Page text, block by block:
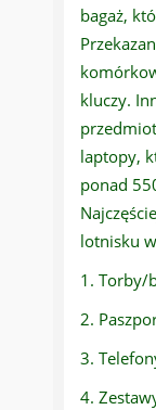
bagaż,
kluczy.
laptopy,
ponad
lotnisku
1. Torby/
2.
3.
4.